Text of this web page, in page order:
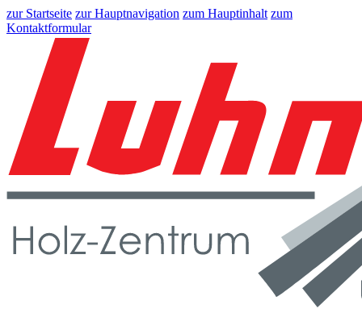
zur Startseite zur Hauptnavigation zum Hauptinhalt zum
Kontaktformular